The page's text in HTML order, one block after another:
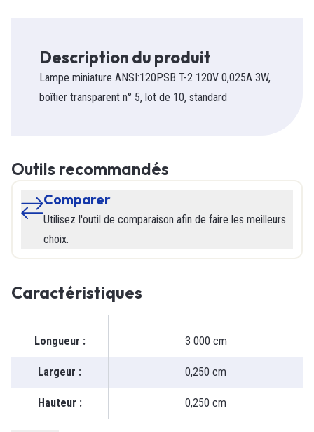
Description du produit
Lampe miniature ANSI:120PSB T-2 120V 0,025A 3W,
boîtier transparent n° 5, lot de 10, standard
Outils recommandés
Comparer
Utilisez l'outil de comparaison afin de faire les meilleurs
choix.
Caractéristiques
Longueur : 3 000 cm
Largeur : 0,250 cm
Hauteur : 0,250 cm